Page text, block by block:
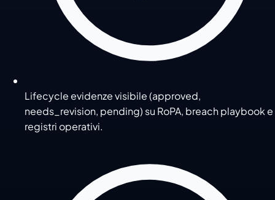
Lifecycle evidenze visibile (approved,
needs_revision, pending) su RoPA, breach playbook e
registri operativi.